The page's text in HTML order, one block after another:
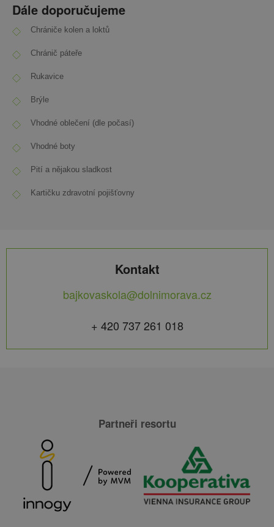
Dále doporučujeme
Chrániče kolen a loktů
Chránič páteře
Rukavice
Brýle
Vhodné oblečení (dle počasí)
Vhodné boty
Pití a nějakou sladkost
Kartičku zdravotní pojišťovny
Kontakt
bajkovaskola@dolnimorava.cz
+ 420 737 261 018
Partneři resortu